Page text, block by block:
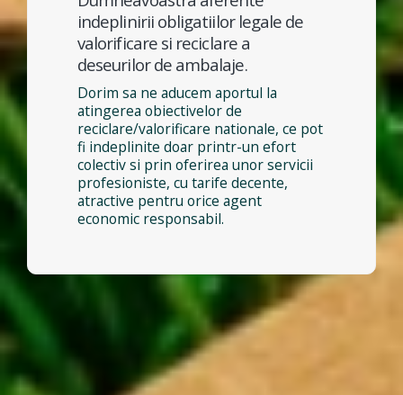
indeplinirii obligatiilor legale de
valorificare si reciclare a
deseurilor de ambalaje.
Dorim sa ne aducem aportul la
atingerea obiectivelor de
reciclare/valorificare nationale, ce pot
fi indeplinite doar printr-un efort
colectiv si prin oferirea unor servicii
profesioniste, cu tarife decente,
atractive pentru orice agent
economic responsabil.